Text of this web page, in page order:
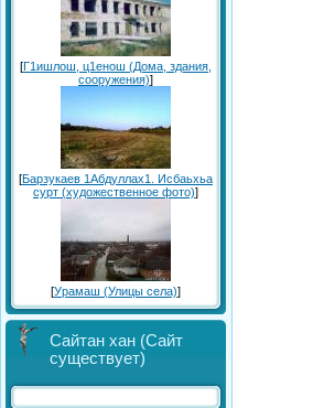
[Г1ишлош, ц1енош (Дома, здания,
сооружения)]
[Барзукаев 1Абдуллах1. Исбаьхьа
сурт (художественное фото)]
[Урамаш (Улицы села)]
Сайтан хан (Сайт
существует)